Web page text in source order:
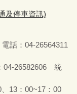
及停車資訊)
話：04-26564311
04-26582606 統
13：00~17：00